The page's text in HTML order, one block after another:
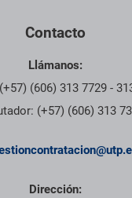
Contacto
Llámanos:
(606) 313 7729 -
(+57) (606) 313
Dirección: